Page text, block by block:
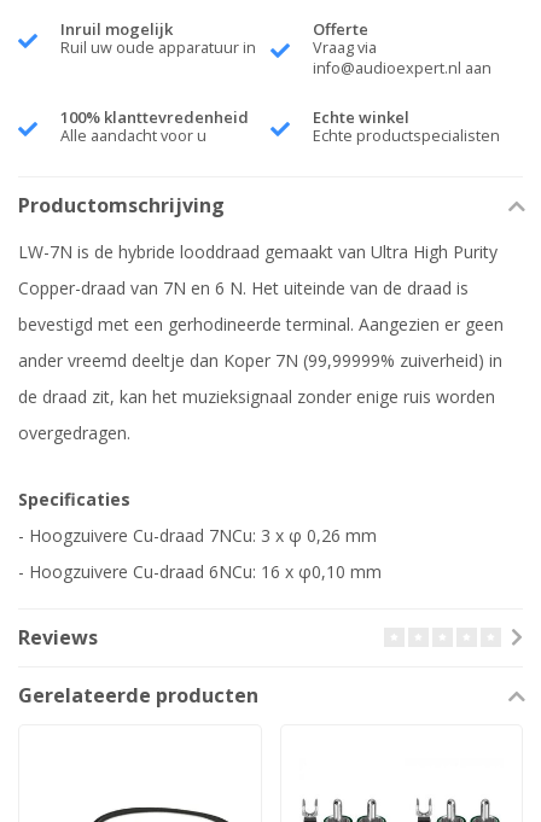
Inruil mogelijk
Ruil uw oude apparatuur in
Offerte
Vraag via
info@audioexpert.nl aan
100% klanttevredenheid
Alle aandacht voor u
Echte winkel
Echte productspecialisten
Productomschrijving
LW-7N is de hybride looddraad gemaakt van Ultra High Purity
Copper-draad van 7N en 6 N. Het uiteinde van de draad is
bevestigd met een gerhodineerde terminal. Aangezien er geen
ander vreemd deeltje dan Koper 7N (99,99999% zuiverheid) in
de draad zit, kan het muzieksignaal zonder enige ruis worden
overgedragen.
Specificaties
- Hoogzuivere Cu-draad 7NCu: 3 x φ 0,26 mm
- Hoogzuivere Cu-draad 6NCu: 16 x φ0,10 mm
Reviews
Gerelateerde producten